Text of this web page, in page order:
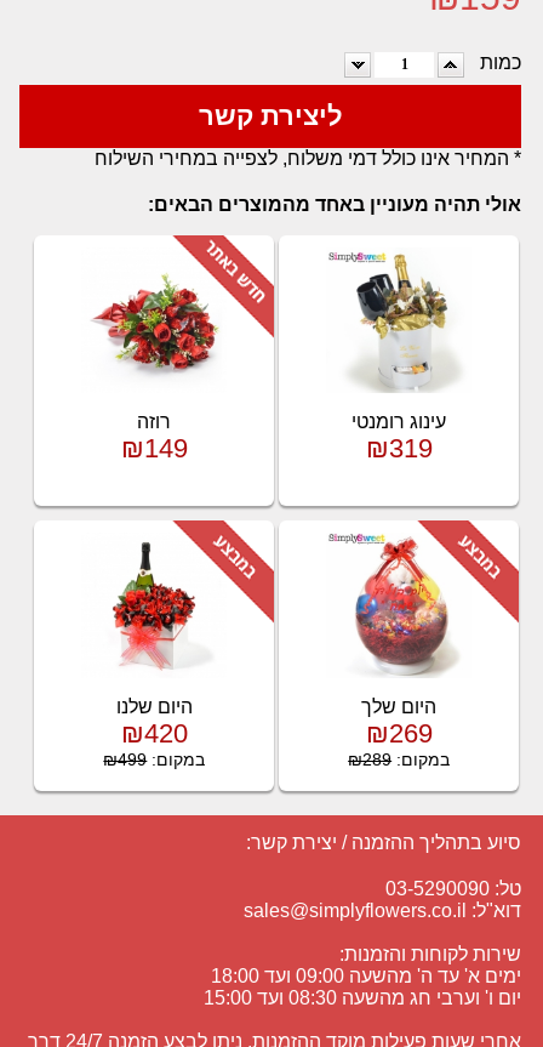
כמות
ליצירת קשר
* המחיר אינו כולל דמי משלוח, לצפייה במחירי השילוח
אולי תהיה מעוניין באחד מהמוצרים הבאים:
עינוג רומנטי
₪319
רוזה
₪149
היום שלך
₪269
במקום:₪289
היום שלנו
₪420
במקום:₪499
סיוע בתהליך ההזמנה / יצירת קשר:
טל: 03-5290090
דוא"ל: sales@simplyflowers.co.il
שירות לקוחות והזמנות:
ימים א' עד ה' מהשעה 09:00 ועד 18:00
יום ו' וערבי חג מהשעה 08:30 ועד 15:00
אחרי שעות פעילות מוקד ההזמנות, ניתן לבצע הזמנה 24/7 דרך